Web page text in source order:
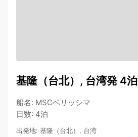
基隆（台北）, 台湾発 4泊
船名: MSCベリッシマ
日数: 4泊
出発地: 基隆（台北）, 台湾